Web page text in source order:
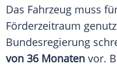
Das Fahrzeug muss
Förderzeitraum
Bundesregierung
von 36 Monaten vor.